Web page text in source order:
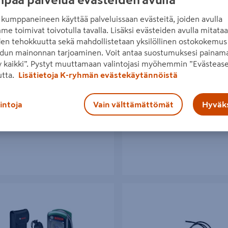
Bosch GIC 12V-4-23 C
kpl
/ kpl
Tarkastuskamera Bosch GIC
Solo L-Boxx
Lue lisää
käyttää palveluissaan evästeitä, joiden avulla
toimivat toivotulla tavalla. Lisäksi evästeiden avulla
tehokkuutta sekä mahdollistetaan yksilöllinen ostokokemus
mainonnan tarjoaminen. Voit antaa suostumuksesi
kaikki”. Pystyt muuttamaan valintojasi myöhemmin
Lisätietoja K-ryhmän evästekäytännöistä
Vain välttämättömät